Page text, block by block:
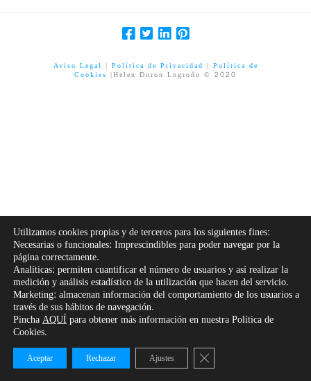
Aviso Legal | Política de Privacidad | Política de
Cookies |Helen Doron Logroño © 2020
Utilizamos cookies propias y de terceros para los siguientes fines:
Necesarias o funcionales: Imprescindibles para poder navegar por la
página correctamente.
Analíticas: permiten cuantificar el número de usuarios y así realizar la
medición y análisis estadístico de la utilización que hacen del servicio.
Marketing: almacenan información del comportamiento de los usuarios a
través de sus hábitos de navegación.
PinchaAQUÍpara obtener más información en nuestra Política de
Cookies.
Aceptar Rechazar Ajustes Cerrar el banner de